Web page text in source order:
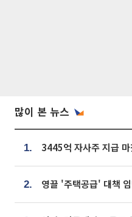
많이 본 뉴스
1.
2.